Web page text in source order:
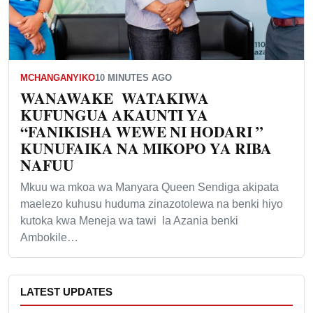
MCHANGANYIKO10 MINUTES AGO
WANAWAKE WATAKIWA
KUFUNGUA AKAUNTI YA
“FANIKISHA WEWE NI HODARI ”
KUNUFAIKA NA MIKOPO YA RIBA
NAFUU
Mkuu wa mkoa wa Manyara Queen Sendiga akipata
maelezo kuhusu huduma zinazotolewa na benki hiyo
kutoka kwa Meneja wa tawi la Azania benki
Ambokile…
LATEST UPDATES